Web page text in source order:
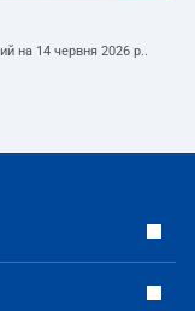
на 14 червня 2026 р..